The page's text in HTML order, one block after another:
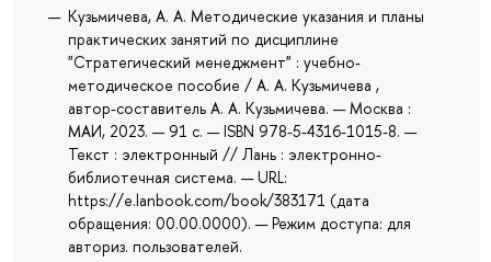
Кузьмичева, А. А. Методические указания и планы
практических занятий по дисциплине
"Стратегический менеджмент" : учебно-
методическое пособие / А. А. Кузьмичева ,
автор-составитель А. А. Кузьмичева. — Москва :
МАИ, 2023. — 91 с. — ISBN 978-5-4316-1015-8. —
Текст : электронный // Лань : электронно-
библиотечная система. — URL:
https://e.lanbook.com/book/383171 (дата
обращения: 00.00.0000). — Режим доступа: для
авториз. пользователей.